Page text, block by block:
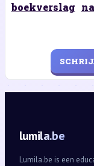
boekverslag
lumila.be
Lumila.be is een